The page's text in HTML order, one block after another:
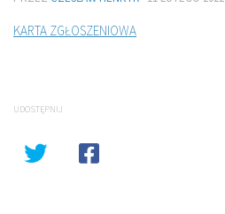
KARTA ZGŁOSZENIOWA
UDOSTĘPNIJ